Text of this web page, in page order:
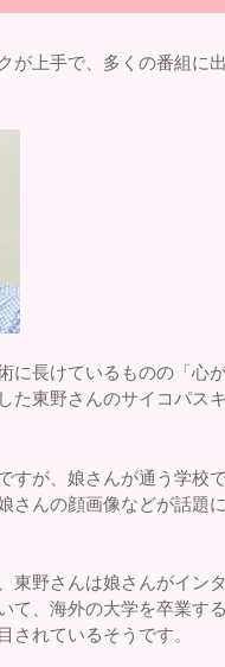
が上手で、多くの番組に
に長けているものの「心が
た東野さんのサイコパス
すが、娘さんが通う学校
さんの顔画像などが話題
東野さんは娘さんがイン
て、海外の大学を卒業す
されているそうです。